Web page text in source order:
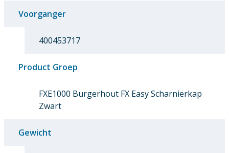
Voorganger
400453717
Product Groep
FXE1000 Burgerhout FX Easy Scharnierkap
Zwart
Gewicht